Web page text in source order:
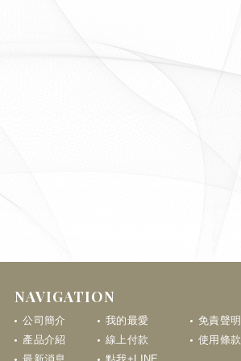
NAVIGATION
公司簡介
產品介紹
我的最愛
線上付款
免責聲明
使用條款